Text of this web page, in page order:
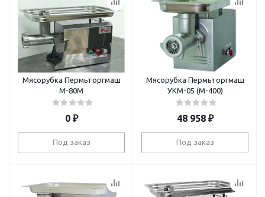
Мясорубка Пермьторгмаш
М-80М
0₽
Под заказ
Мясорубка Пермьторгмаш
УКМ-05 (М-400)
48 958₽
Под заказ